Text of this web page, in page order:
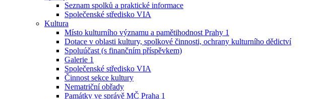
Seznam spolků a praktické informace
Společenské středisko VIA
Kultura
Místo kulturního významu a pamětihodnost Prahy 1
Dotace v oblasti kultury, spolkové činnosti, ochrany kulturního dědictví
Spoluúčast (s finančním příspěvkem)
Galerie 1
Společenské středisko VIA
Činnost sekce kultury
Nematriční obřady
Památky ve správě MČ Praha 1